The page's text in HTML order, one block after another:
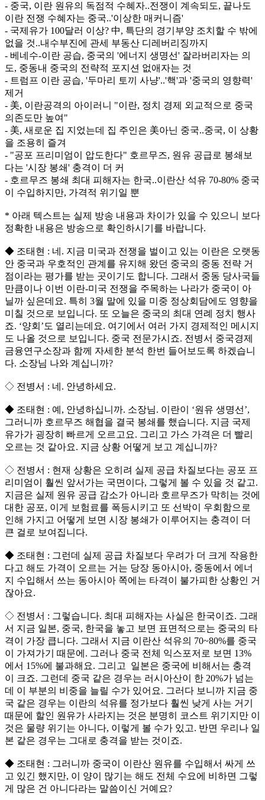
- 중국, 이란 원유의 독점적 수혜자..전쟁이 계속되도, 끝나도
이란 전쟁 수혜자는 중국..'이상한 매커니즘'
- 국제유가 100달러 이상? 中, 특단의 경기부양 조치할 수 밖에
없을 것..내수부진에 관세 부동산 디레버리징까지
- 베네수-이란 공습, 중국의 '에너지 생명선' 잘라버리자는 의
도, 중동내 중국의 전략적 포지션 없애자는 것
- 트럼프 이란 공습, '두마리 토끼 사냥'..'핵'과 '중국의 영향력'
제거
- 美, 이란공격의 아이러니 "이란, 정치 경제 외교적으로 중국
의존도만 높여"
- 美, 새로운 집 지었는데 집 주인은 美아닌 중국..중국, 이 상황
을 조용히 즐겨
- "공포 프리미엄이 압도한다" 호르무즈, 원유 공급로 봉쇄보
다는 '시장 봉쇄' 충격이 더 커
- 호르무즈 봉쇄 최대 피해자는 한국..이란산 석유 70-80% 중국
이 수입하지만, 가격적 위기일 뿐
* 아래 텍스트는 실제 방송 내용과 차이가 있을 수 있으니 보다
정확한 내용은 방송으로 확인하시기를 바랍니다.
◆ 조태현 : 네. 지금 미국과 전쟁을 벌이고 있는 이란은 오랫동
안 중국과 우호적인 관계를 유지해 왔던 중국의 중동 전략 거
점이라는 평가를 받는 곳이기도 합니다. 그래서 중동 당사국들
만큼이나 이번 이란-미국 전쟁을 주목하는 나라가 중국이 아
닐까 싶은데요. 특히 3월 말에 있을 미중 정상회담에도 영향을
미칠 것으로 보입니다. 또 오늘은 중국의 최대 연례 정치 행사
죠. ‘양회’도 열리는데요. 여기에서 여러 가지 경제적인 메시지
도 나올 것으로 보입니다. 중국 전문가시죠. 전병서 중국경제
금융연구소장과 함께 자세한 분석 한번 들어보도록 하겠습니
다. 소장님 나와 계십니까?
◇ 전병서 : 네. 안녕하세요.
◆ 조태현 : 예, 안녕하십니까. 소장님. 이란이 ‘원유 생명선’,
그러니까 호르무즈 해협을 결국 봉쇄를 했습니다. 지금 국제
유가가 굉장히 빠르게 오르고요. 그리고 가스 가격은 더 빨리
오르는 것 같아요. 지금 상황 어떻게 보고 계십니까?
◇ 전병서 : 현재 상황은 오히려 실제 공급 차질보다는 공포 프
리미엄이 훨씬 앞서가는 국면이다, 그렇게 볼 수 있을 것 같고.
지금은 실제 원유 공급 감소가 아니라 호르무즈가 막히는 것에
대한 공포, 이게 보험료를 폭등시키고 또 선박이 우회함으로
인해 가지고 어떻게 보면 시장 봉쇄가 이루어지는 충격이 더
큰 걸로 보여집니다.
◆ 조태현 : 그런데 실제 공급 차질보다 우려가 더 크게 작용한
다고 해도 가격이 오르는 거는 당장 동아시아, 중동에서 에너
지 수입해서 쓰는 동아시아 쪽에는 타격이 불가피한 상황인 거
잖아요.
◇ 전병서 : 그렇습니다. 최대 피해자는 사실은 한국이죠. 그래
서 지금 일본, 중국, 한국을 놓고 보면 표면적으로는 중국의 타
격이 가장 큽니다. 그래서 지금 이란산 석유의 70~80%를 중국
이 가져가기 때문에. 그러나 중국 전체 익스포저로 보면 13%
에서 15%에 불과해요. 그리고 일본은 중국에 비해서는 충격
이 크죠. 그런데 중국 같은 경우는 러시아산이 한 20%가 넘는
데 이 부분의 비중을 늘릴 수가 있어요. 그러다 보니까 지금 중
국 같은 경우는 이란의 석유를 정가보다 훨씬 낮게 사는 거기
때문에 할인 원유가 사라지는 것은 분명히 코스트 위기지만 이
것은 물량 위기는 아니다, 이렇게 볼 수가 있고. 반면 우리나 일
본 같은 경우는 그대로 충격을 받는 것이죠.
◆ 조태현 : 그러니까 중국이 이란산 원유를 수입해서 싸게 쓰
고 있긴 했지만, 이 양이 많기는 해도 전체 수요에 비하면 그렇
게 많은 건 아니다라는 말씀이신 거예요?